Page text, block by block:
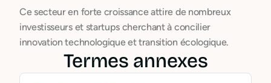
Ce secteur en forte croissance attire de nombreux
investisseurs et startups cherchant à concilier
innovation technologique et transition écologique.
Termes annexes